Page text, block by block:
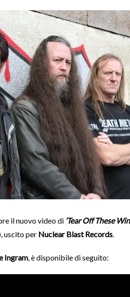
il nuovo video di ‘Tear Off These
uscito per Nuclear Blast Records.
Ingram, è disponibile di seguito: